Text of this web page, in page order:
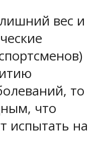
вес и
то
что
испытать на